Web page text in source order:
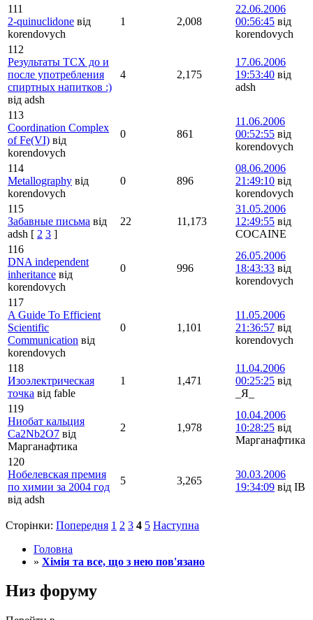
111
2-quinuclidone від
korendovych
1 2,008
22.06.2006
00:56:45 від
korendovych
112
Результаты ТСХ до и
после употребления
спиртных напитков :)
від adsh
4 2,175
17.06.2006
19:53:40 від
adsh
113
Coordination Complex
of Fe(VI) від
korendovych
0 861
11.06.2006
00:52:55 від
korendovych
114
Metallography від
korendovych
0 896
08.06.2006
21:49:10 від
korendovych
115
Забавные письма від
adsh [ 2 3 ]
22 11,173
31.05.2006
12:49:55 від
COCAINE
116
DNA independent
inheritance від
korendovych
0 996
26.05.2006
18:43:33 від
korendovych
117
A Guide To Efficient
Scientific
Communication від
korendovych
0 1,101
11.05.2006
21:36:57 від
korendovych
118
Изоэлектрическая
точка від fable
1 1,471
11.04.2006
00:25:25 від
_Я_
119
Ниобат кальция
Са2Nb2O7 від
Марганафтика
2 1,978
10.04.2006
10:28:25 від
Марганафтика
120
Нобелевская премия
по химии за 2004 год
від adsh
5 3,265
30.03.2006
19:34:09 від IB
Сторінки: Попередня 1 2 3 4 5 Наступна
Головна
» Хімія та все, що з нею пов'язано
Низ форуму